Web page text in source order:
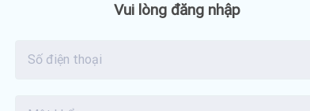
Vui lòng đăng nhập